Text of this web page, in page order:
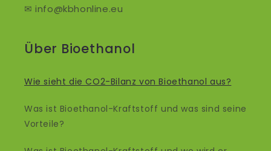
✉ info@kbhonline.eu
Über Bioethanol
Wie sieht die CO2-Bilanz von Bioethanol aus?
Was ist Bioethanol-Kraftstoff und was sind seine
Vorteile?